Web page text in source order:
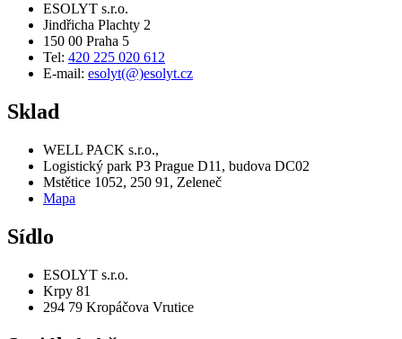
ESOLYT s.r.o.
Jindřicha Plachty 2
150 00 Praha 5
Tel: 420 225 020 612
E-mail: esolyt(@)esolyt.cz
Sklad
WELL PACK s.r.o.,
Logistický park P3 Prague D11, budova DC02
Mstětice 1052, 250 91, Zeleneč
Mapa
Sídlo
ESOLYT s.r.o.
Krpy 81
294 79 Kropáčova Vrutice